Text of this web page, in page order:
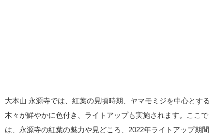
大本山 永源寺では、紅葉の見頃時期、ヤマモミジを中心とする
木々が鮮やかに色付き、ライトアップも実施されます。ここで
は、永源寺の紅葉の魅力や見どころ、2022年ライトアップ期間